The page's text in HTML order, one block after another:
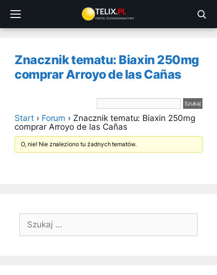
treści
Znacznik tematu: Biaxin 250mg
comprar Arroyo de las Cañas
Start › Forum › Znacznik tematu: Biaxin 250mg
comprar Arroyo de las Cañas
O, nie! Nie znaleziono tu żadnych tematów.
Szukaj: